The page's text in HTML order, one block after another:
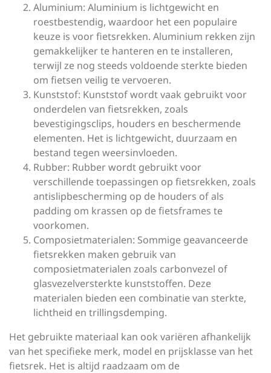
Aluminium: Aluminium is lichtgewicht en
roestbestendig, waardoor het een populaire
keuze is voor fietsrekken. Aluminium rekken zijn
gemakkelijker te hanteren en te installeren,
terwijl ze nog steeds voldoende sterkte bieden
om fietsen veilig te vervoeren.
Kunststof: Kunststof wordt vaak gebruikt voor
onderdelen van fietsrekken, zoals
bevestigingsclips, houders en beschermende
elementen. Het is lichtgewicht, duurzaam en
bestand tegen weersinvloeden.
Rubber: Rubber wordt gebruikt voor
verschillende toepassingen op fietsrekken, zoals
antislipbescherming op de houders of als
padding om krassen op de fietsframes te
voorkomen.
Composietmaterialen: Sommige geavanceerde
fietsrekken maken gebruik van
composietmaterialen zoals carbonvezel of
glasvezelversterkte kunststoffen. Deze
materialen bieden een combinatie van sterkte,
lichtheid en trillingsdemping.
Het gebruikte materiaal kan ook variëren afhankelijk
van het specifieke merk, model en prijsklasse van het
fietsrek. Het is altijd raadzaam om de